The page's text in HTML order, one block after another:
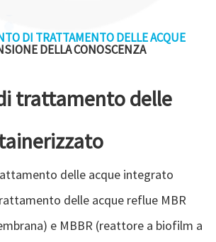
DI TRATTAMENTO DELLE ACQUE
DELLA CONOSCENZA
trattamento delle
delle acque integrato
delle acque reflue MBR
e MBBR (reattore a biofilm a